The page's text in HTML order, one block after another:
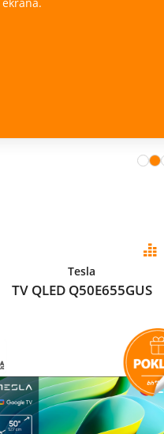
Tesla
TV QLED Q50E655GUS